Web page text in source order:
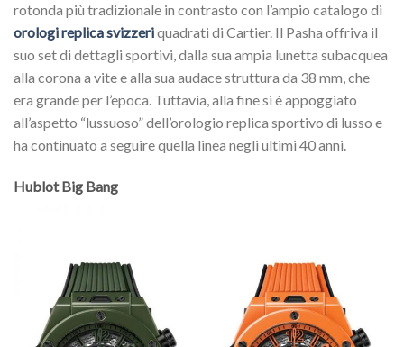
rotonda più tradizionale in contrasto con l’ampio catalogo di
orologi replica svizzeriquadrati di Cartier. Il Pasha offriva il
suo set di dettagli sportivi, dalla sua ampia lunetta subacquea
alla corona a vite e alla sua audace struttura da 38 mm, che
era grande per l’epoca. Tuttavia, alla fine si è appoggiato
all’aspetto “lussuoso” dell’orologio replica sportivo di lusso e
ha continuato a seguire quella linea negli ultimi 40 anni.
Hublot Big Bang